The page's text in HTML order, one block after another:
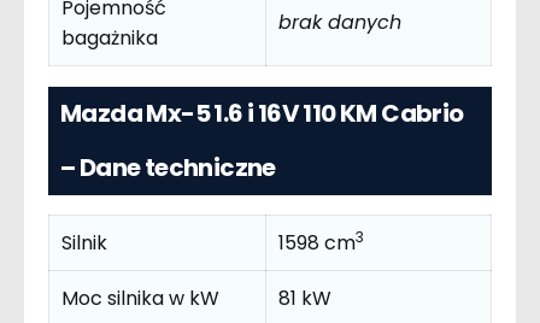
Pojemność
bagażnika
brak danych
Mazda Mx-5 1.6 i 16V 110 KM Cabrio
– Dane techniczne
Silnik 1598 cm3
Moc silnika w kW
81 kW